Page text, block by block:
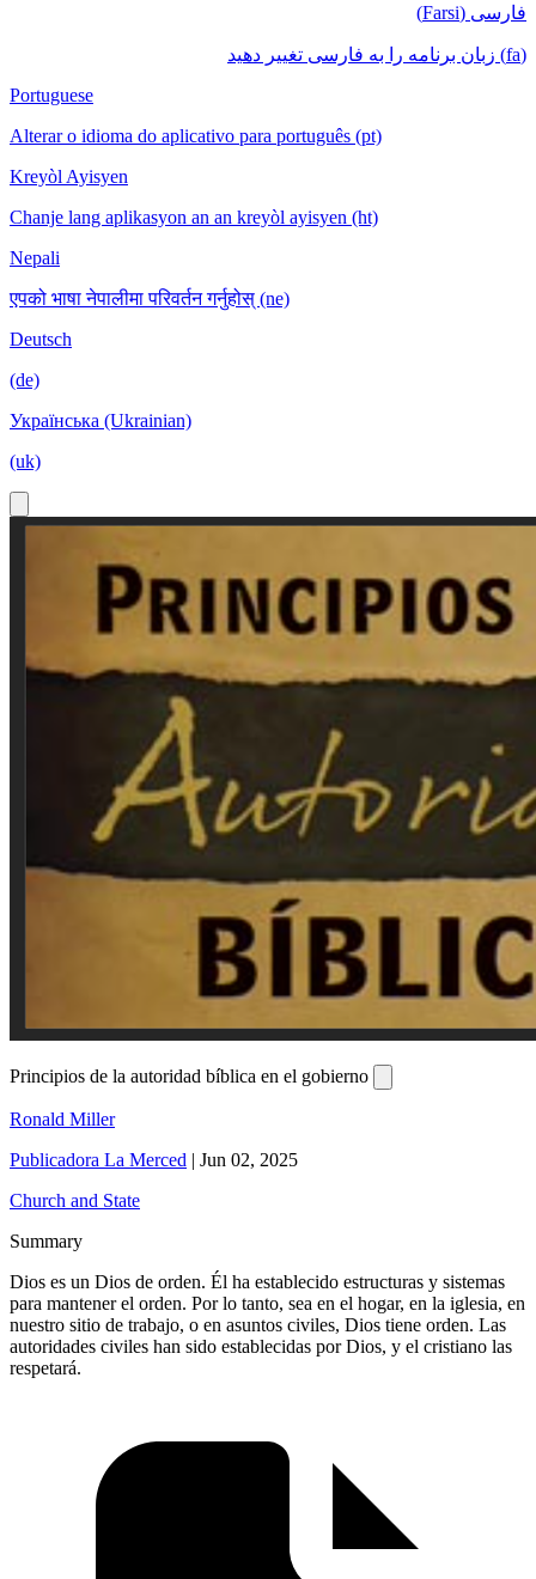
فارسی (Farsi)
(fa) زبان برنامه را به فارسی تغییر دهید
Portuguese
Alterar o idioma do aplicativo para português (pt)
Kreyòl Ayisyen
Chanje lang aplikasyon an an kreyòl ayisyen (ht)
Nepali
एपको भाषा नेपालीमा परिवर्तन गर्नुहोस् (ne)
Deutsch
(de)
Українська (Ukrainian)
(uk)
Principios de la autoridad bíblica en el gobierno
Ronald Miller
Publicadora La Merced | Jun 02, 2025
Church and State
Summary
Dios es un Dios de orden. Él ha establecido estructuras y sistemas
para mantener el orden. Por lo tanto, sea en el hogar, en la iglesia, en
nuestro sitio de trabajo, o en asuntos civiles, Dios tiene orden. Las
autoridades civiles han sido establecidas por Dios, y el cristiano las
respetará.